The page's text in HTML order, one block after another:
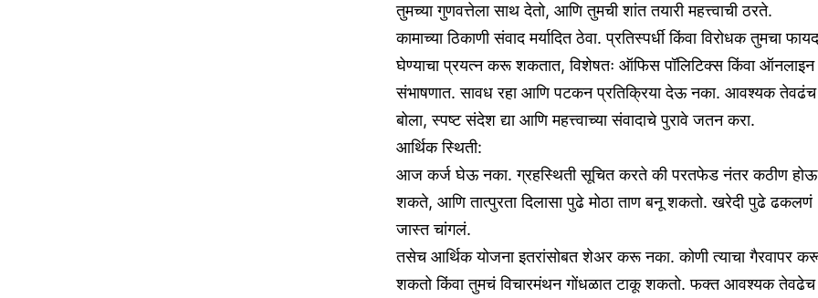
तुमच्या गुणवत्तेला साथ देतो, आणि तुमची शांत तयारी महत्त्वाची ठरते.
कामाच्या ठिकाणी संवाद मर्यादित ठेवा. प्रतिस्पर्धी किंवा विरोधक तुमचा
घेण्याचा प्रयत्न करू शकतात, विशेषतः ऑफिस पॉलिटिक्स किंवा ऑनलाइन
संभाषणात. सावध रहा आणि पटकन प्रतिक्रिया देऊ नका. आवश्यक तेवढंच
बोला, स्पष्ट संदेश द्या आणि महत्त्वाच्या संवादाचे पुरावे जतन करा.
आर्थिक स्थिती:
आज कर्ज घेऊ नका. ग्रहस्थिती सूचित करते की परतफेड नंतर कठीण होऊ
शकते, आणि तात्पुरता दिलासा पुढे मोठा ताण बनू शकतो. खरेदी पुढे ढकलणं
जास्त चांगलं.
तसेच आर्थिक योजना इतरांसोबत शेअर करू नका. कोणी त्याचा गैरवापर
शकतो किंवा तुमचं विचारमंथन गोंधळात टाकू शकतो. फक्त आवश्यक तेवढेच